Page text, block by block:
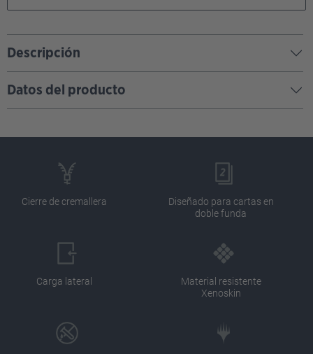
Descripción
Datos del producto
Cierre de cremallera
Diseñado para cartas en
doble funda
Carga lateral
Material resistente
Xenoskin